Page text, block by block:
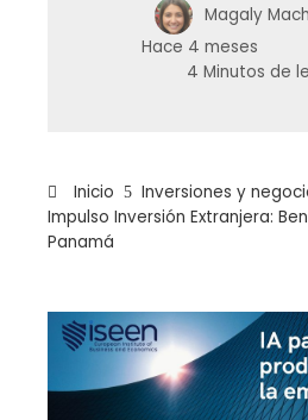
Magaly
Hace 4 meses
4 Minutos de
Inicio
Inversiones y
Impulso Inversión Extranjera:
Panamá